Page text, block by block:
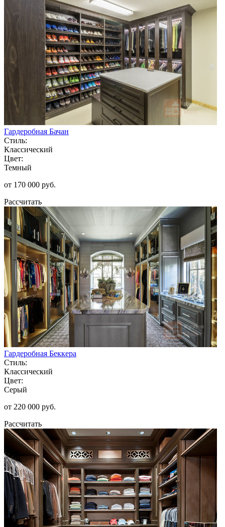
Гардеробная Бачан
Стиль:
Классический
Цвет:
Темный
от 170 000 руб.
Рассчитать
Гардеробная Беккера
Стиль:
Классический
Цвет:
Серый
от 220 000 руб.
Рассчитать